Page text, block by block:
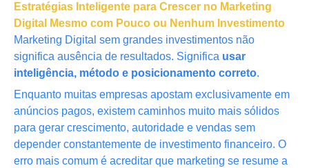
Estratégias Inteligente para Crescer no Marketing
Digital Mesmo com Pouco ou Nenhum Investimento
Marketing Digital sem grandes investimentos não
significa ausência de resultados. Significa usar
inteligência, método e posicionamento correto.
Enquanto muitas empresas apostam exclusivamente em
anúncios pagos, existem caminhos muito mais sólidos
para gerar crescimento, autoridade e vendas sem
depender constantemente de investimento financeiro. O
erro mais comum é acreditar que marketing se resume a